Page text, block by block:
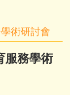
術研討會
服務學術